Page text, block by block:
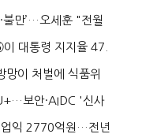
불만’…오세훈 "전월
대통령 지지율 47.
...
이 처벌에 식품위
보안·AIDC '신사
업익 2770억원…전년